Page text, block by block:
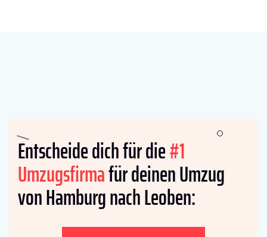
Entscheide dich für die#1
Umzugsfirmafür deinen Umzug
von Hamburg nach Leoben: